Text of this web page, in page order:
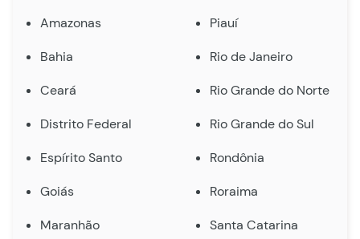
Amazonas
Bahia
Ceará
Distrito Federal
Espírito Santo
Goiás
Maranhão
Piauí
Rio de Janeiro
Rio Grande do Norte
Rio Grande do Sul
Rondônia
Roraima
Santa Catarina